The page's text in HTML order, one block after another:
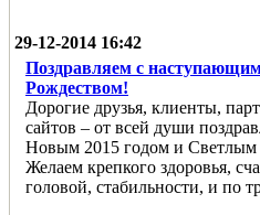
29-12-2014 16:42
Поздравляем с
Рождеством!
Дорогие друзья, клиенты,
сайтов – от всей души
Новым 2015 годом и
Желаем крепкого здоровья,
головой, стабильности, и по